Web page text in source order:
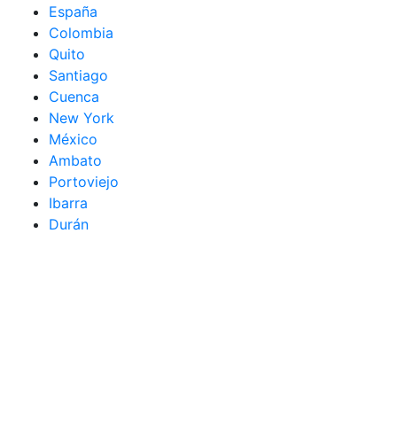
España
Colombia
Quito
Santiago
Cuenca
New York
México
Ambato
Portoviejo
Ibarra
Durán